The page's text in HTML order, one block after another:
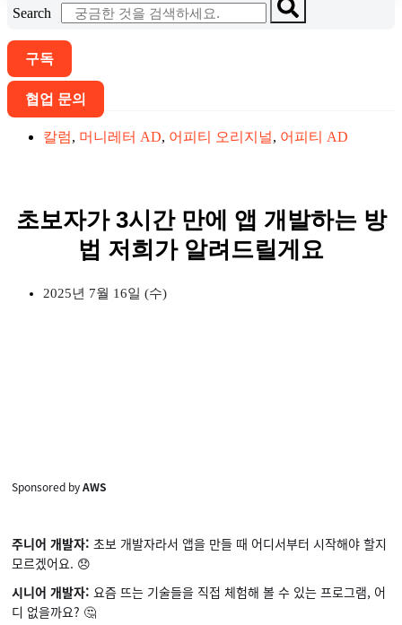
Search
구독
협업 문의
칼럼, 머니레터 AD, 어피티 오리지널, 어피티 AD
초보자가 3시간 만에 앱 개발하는 방
법 저희가 알려드릴게요
2025년 7월 16일 (수)
Sponsored byAWS
주니어 개발자: 초보 개발자라서 앱을 만들 때 어디서부터 시작해야 할지
모르겠어요. 😞
시니어 개발자: 요즘 뜨는 기술들을 직접 체험해 볼 수 있는 프로그램, 어
디 없을까요? 🤔